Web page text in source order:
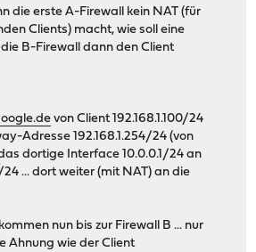
die erste A-Firewall kein NAT (für
Clients) macht, wie soll eine
B-Firewall dann den Client
von Client 192.168.1.100/24
Adresse 192.168.1.254/24 (von
dortige Interface 10.0.0.1/24 an
... dort weiter (mit NAT) an die
nun bis zur Firewall B ... nur
Ahnung wie der Client